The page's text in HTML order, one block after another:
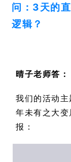
问：3天的
逻辑？
晴子老师答：
我们的活动
年未有之大
报：